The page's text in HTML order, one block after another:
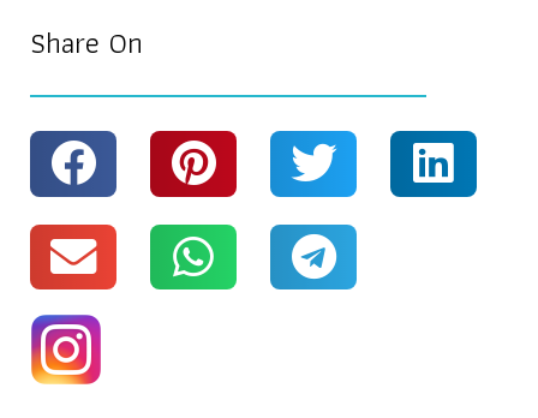
Share On